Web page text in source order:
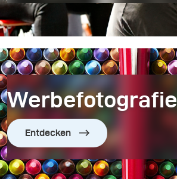
Werbefotografie
Entdecken